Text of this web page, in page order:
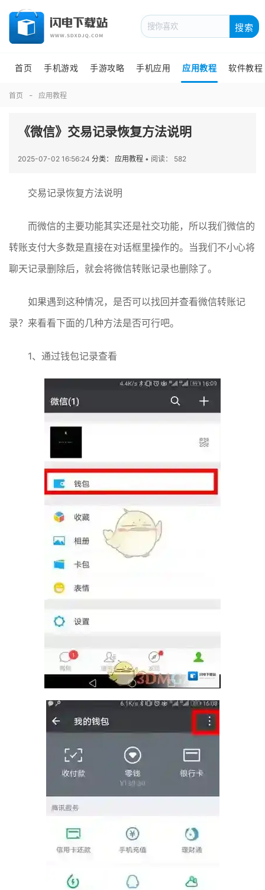
搜索
首页 手机游戏 手游攻略 手机应用 应用教程 软件教程
首页 应用教程
《微信》交易记录恢复方法说明
2025-07-02 16:56:24 分类： 应用教程 • 阅读： 582
交易记录恢复方法说明
而微信的主要功能其实还是社交功能，所以我们微信的
转账支付大多数是直接在对话框里操作的。当我们不小心将
聊天记录删除后，就会将微信转账记录也删除了。
如果遇到这种情况，是否可以找回并查看微信转账记
录？来看看下面的几种方法是否可行吧。
1、通过钱包记录查看